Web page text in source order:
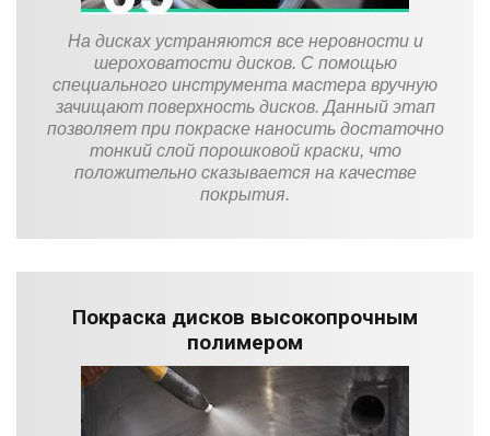
На дисках устраняются все неровности и
шероховатости дисков. С помощью
специального инструмента мастера вручную
зачищают поверхность дисков. Данный этап
позволяет при покраске наносить достаточно
тонкий слой порошковой краски, что
положительно сказывается на качестве
покрытия.
Покраска дисков высокопрочным
полимером